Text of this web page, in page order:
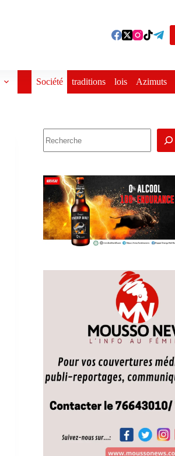
Société traditions lois Azimuts